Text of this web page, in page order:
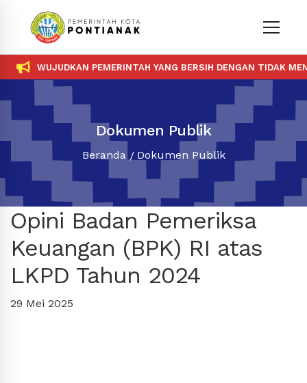
WUJUDKAN PEMERINTAH YANG BERSIH DENGAN TIDAK
Dokumen Publik
Beranda Dokumen Publik
Opini Badan Pemeriksa
Keuangan (BPK) RI atas
LKPD Tahun 2024
29 Mei 2025